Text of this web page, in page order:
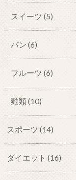
スイーツ (5)
パン (6)
フルーツ (6)
麺類(10)
スポーツ (14)
ダイエット (16)